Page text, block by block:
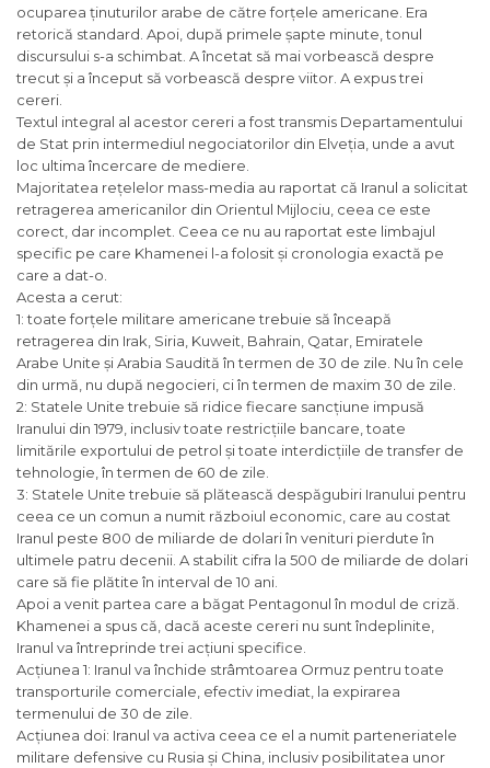
ocuparea ținuturilor arabe de către forțele americane. Era
retorică standard. Apoi, după primele șapte minute, tonul
discursului s-a schimbat. A încetat să mai vorbească despre
trecut și a început să vorbească despre viitor. A expus trei
cereri.
Textul integral al acestor cereri a fost transmis Departamentului
de Stat prin intermediul negociatorilor din Elveția, unde a avut
loc ultima încercare de mediere.
Majoritatea rețelelor mass-media au raportat că Iranul a solicitat
retragerea americanilor din Orientul Mijlociu, ceea ce este
corect, dar incomplet. Ceea ce nu au raportat este limbajul
specific pe care Khamenei l-a folosit și cronologia exactă pe
care a dat-o.
Acesta a cerut:
1: toate forțele militare americane trebuie să înceapă
retragerea din Irak, Siria, Kuweit, Bahrain, Qatar, Emiratele
Arabe Unite și Arabia Saudită în termen de 30 de zile. Nu în cele
din urmă, nu după negocieri, ci în termen de maxim 30 de zile.
2: Statele Unite trebuie să ridice fiecare sancțiune impusă
Iranului din 1979, inclusiv toate restricțiile bancare, toate
limitările exportului de petrol și toate interdicțiile de transfer de
tehnologie, în termen de 60 de zile.
3: Statele Unite trebuie să plătească despăgubiri Iranului pentru
ceea ce un comun a numit războiul economic, care au costat
Iranul peste 800 de miliarde de dolari în venituri pierdute în
ultimele patru decenii. A stabilit cifra la 500 de miliarde de dolari
care să fie plătite în interval de 10 ani.
Apoi a venit partea care a băgat Pentagonul în modul de criză.
Khamenei a spus că, dacă aceste cereri nu sunt îndeplinite,
Iranul va întreprinde trei acțiuni specifice.
Acțiunea 1: Iranul va închide strâmtoarea Ormuz pentru toate
transporturile comerciale, efectiv imediat, la expirarea
termenului de 30 de zile.
Acțiunea doi: Iranul va activa ceea ce el a numit parteneriatele
militare defensive cu Rusia și China, inclusiv posibilitatea unor